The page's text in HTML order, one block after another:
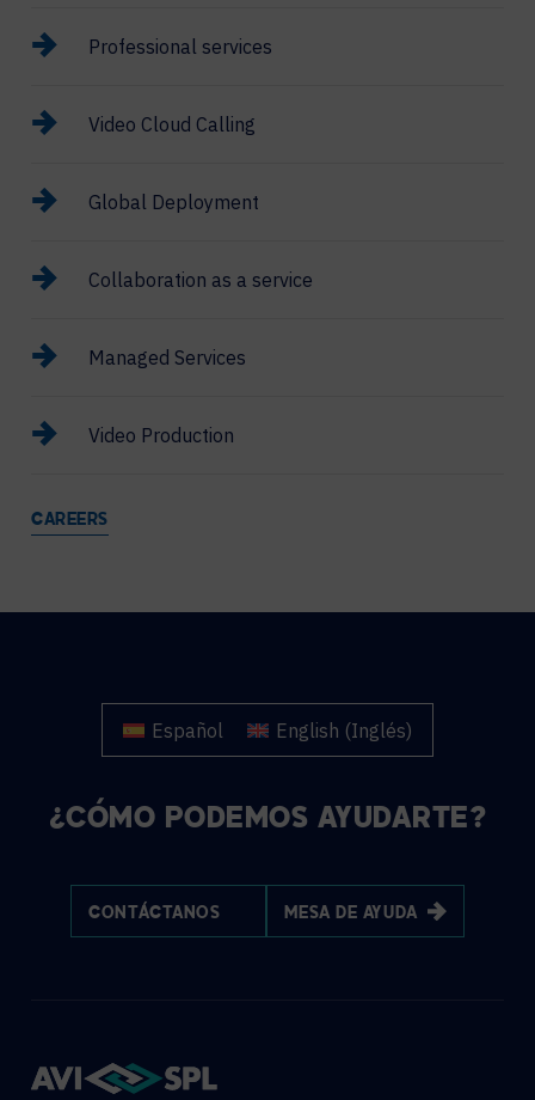
Professional services
Video Cloud Calling
Global Deployment
Collaboration as a service
Managed Services
Video Production
CAREERS
Español English (Inglés)
¿CÓMO PODEMOS AYUDARTE?
CONTÁCTANOS MESA DE AYUDA